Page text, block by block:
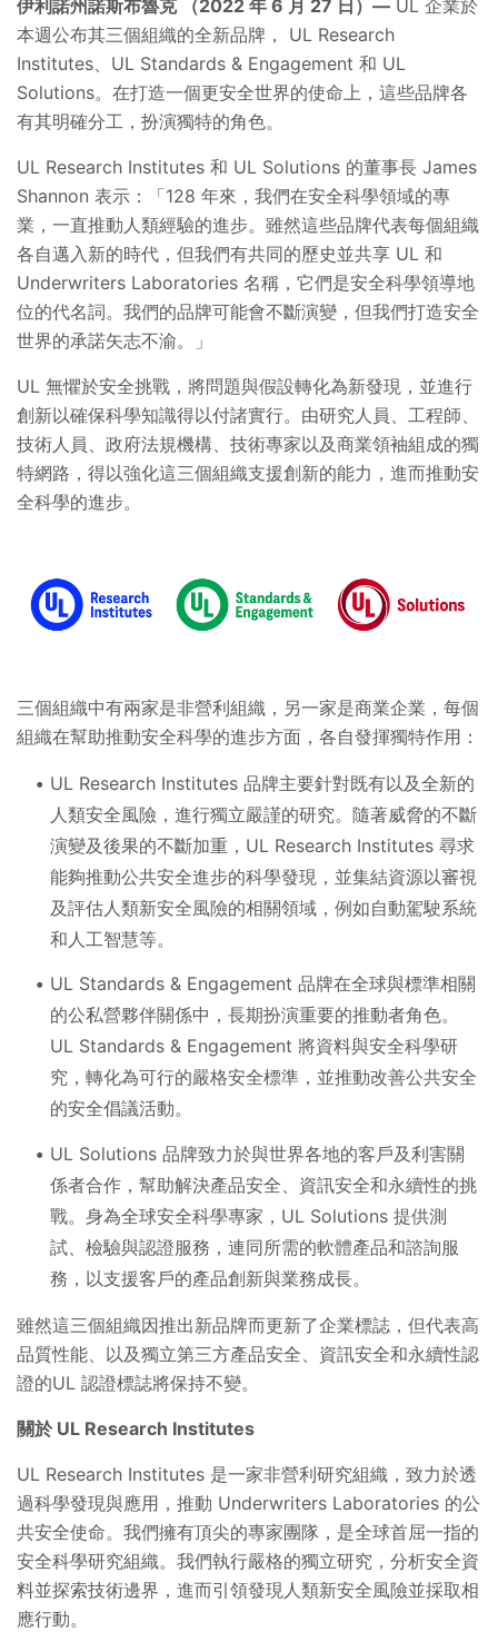
伊利諾州諾斯布魯克 （2022 年 6 月 27 日）— UL 企業於
本週公布其三個組織的全新品牌， UL Research
Institutes、UL Standards & Engagement 和 UL
Solutions。在打造一個更安全世界的使命上，這些品牌各
有其明確分工，扮演獨特的角色。
UL Research Institutes 和 UL Solutions 的董事長 James
Shannon 表示：「128 年來，我們在安全科學領域的專
業，一直推動人類經驗的進步。雖然這些品牌代表每個組織
各自邁入新的時代，但我們有共同的歷史並共享 UL 和
Underwriters Laboratories 名稱，它們是安全科學領導地
位的代名詞。我們的品牌可能會不斷演變，但我們打造安全
世界的承諾矢志不渝。」
UL 無懼於安全挑戰，將問題與假設轉化為新發現，並進行
創新以確保科學知識得以付諸實行。由研究人員、工程師、
技術人員、政府法規機構、技術專家以及商業領袖組成的獨
特網路，得以強化這三個組織支援創新的能力，進而推動安
全科學的進步。
三個組織中有兩家是非營利組織，另一家是商業企業，每個
組織在幫助推動安全科學的進步方面，各自發揮獨特作用：
UL Research Institutes 品牌主要針對既有以及全新的
人類安全風險，進行獨立嚴謹的研究。隨著威脅的不斷
演變及後果的不斷加重，UL Research Institutes 尋求
能夠推動公共安全進步的科學發現，並集結資源以審視
及評估人類新安全風險的相關領域，例如自動駕駛系統
和人工智慧等。
UL Standards & Engagement 品牌在全球與標準相關
的公私營夥伴關係中，長期扮演重要的推動者角色。
UL Standards & Engagement 將資料與安全科學研
究，轉化為可行的嚴格安全標準，並推動改善公共安全
的安全倡議活動。
UL Solutions 品牌致力於與世界各地的客戶及利害關
係者合作，幫助解決產品安全、資訊安全和永續性的挑
戰。身為全球安全科學專家，UL Solutions 提供測
試、檢驗與認證服務，連同所需的軟體產品和諮詢服
務，以支援客戶的產品創新與業務成長。
雖然這三個組織因推出新品牌而更新了企業標誌，但代表高
品質性能、以及獨立第三方產品安全、資訊安全和永續性認
證的UL 認證標誌將保持不變。
關於 UL Research Institutes
UL Research Institutes 是一家非營利研究組織，致力於透
過科學發現與應用，推動 Underwriters Laboratories 的公
共安全使命。我們擁有頂尖的專家團隊，是全球首屈一指的
安全科學研究組織。我們執行嚴格的獨立研究，分析安全資
料並探索技術邊界，進而引領發現人類新安全風險並採取相
應行動。